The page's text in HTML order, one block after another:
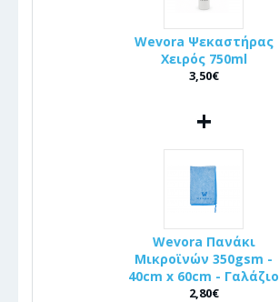
Wevora Ψεκαστήρας
Χειρός 750ml
3,50€
+
Wevora Πανάκι
Μικροϊνών 350gsm -
40cm x 60cm - Γαλάζιο
2,80€